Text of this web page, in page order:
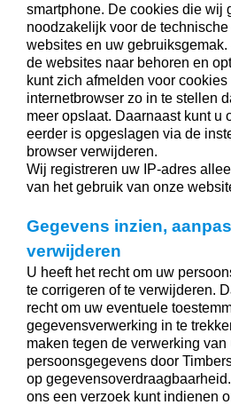
smartphone. De cookies die wij
noodzakelijk voor de
websites en uw
de websites naar behoren en
kunt zich afmelden voor
internetbrowser zo in te stellen
meer opslaat. Daarnaast kunt u
eerder is opgeslagen via de
browser verwijderen.
Wij registreren uw IP-adres
van het gebruik van onze
Gegevens inzien,
verwijderen
U heeft het recht om uw
te corrigeren of te verwijderen.
recht om uw eventuele
gegevensverwerking in te
maken tegen de verwerking van
persoonsgegevens door
op
ons een verzoek kunt indienen